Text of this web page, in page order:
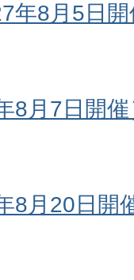
年8月5日
8月7日開
8月20日開